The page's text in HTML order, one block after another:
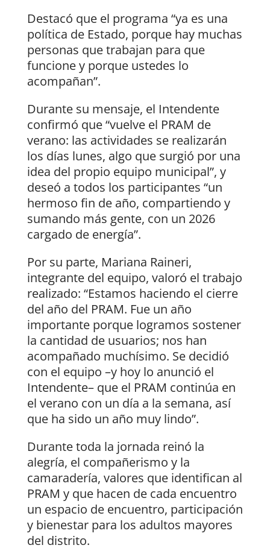
Destacó que el programa “ya es una
política de Estado, porque hay muchas
personas que trabajan para que
funcione y porque ustedes lo
acompañan”.
Durante su mensaje, el Intendente
confirmó que “vuelve el PRAM de
verano: las actividades se realizarán
los días lunes, algo que surgió por una
idea del propio equipo municipal”, y
deseó a todos los participantes “un
hermoso fin de año, compartiendo y
sumando más gente, con un 2026
cargado de energía”.
Por su parte, Mariana Raineri,
integrante del equipo, valoró el trabajo
realizado: “Estamos haciendo el cierre
del año del PRAM. Fue un año
importante porque logramos sostener
la cantidad de usuarios; nos han
acompañado muchísimo. Se decidió
con el equipo –y hoy lo anunció el
Intendente– que el PRAM continúa en
el verano con un día a la semana, así
que ha sido un año muy lindo”.
Durante toda la jornada reinó la
alegría, el compañerismo y la
camaradería, valores que identifican al
PRAM y que hacen de cada encuentro
un espacio de encuentro, participación
y bienestar para los adultos mayores
del distrito.